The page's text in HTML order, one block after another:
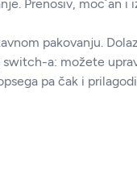
Prenosiv, moc´an
pakovanju.
a: možete
pa čak i